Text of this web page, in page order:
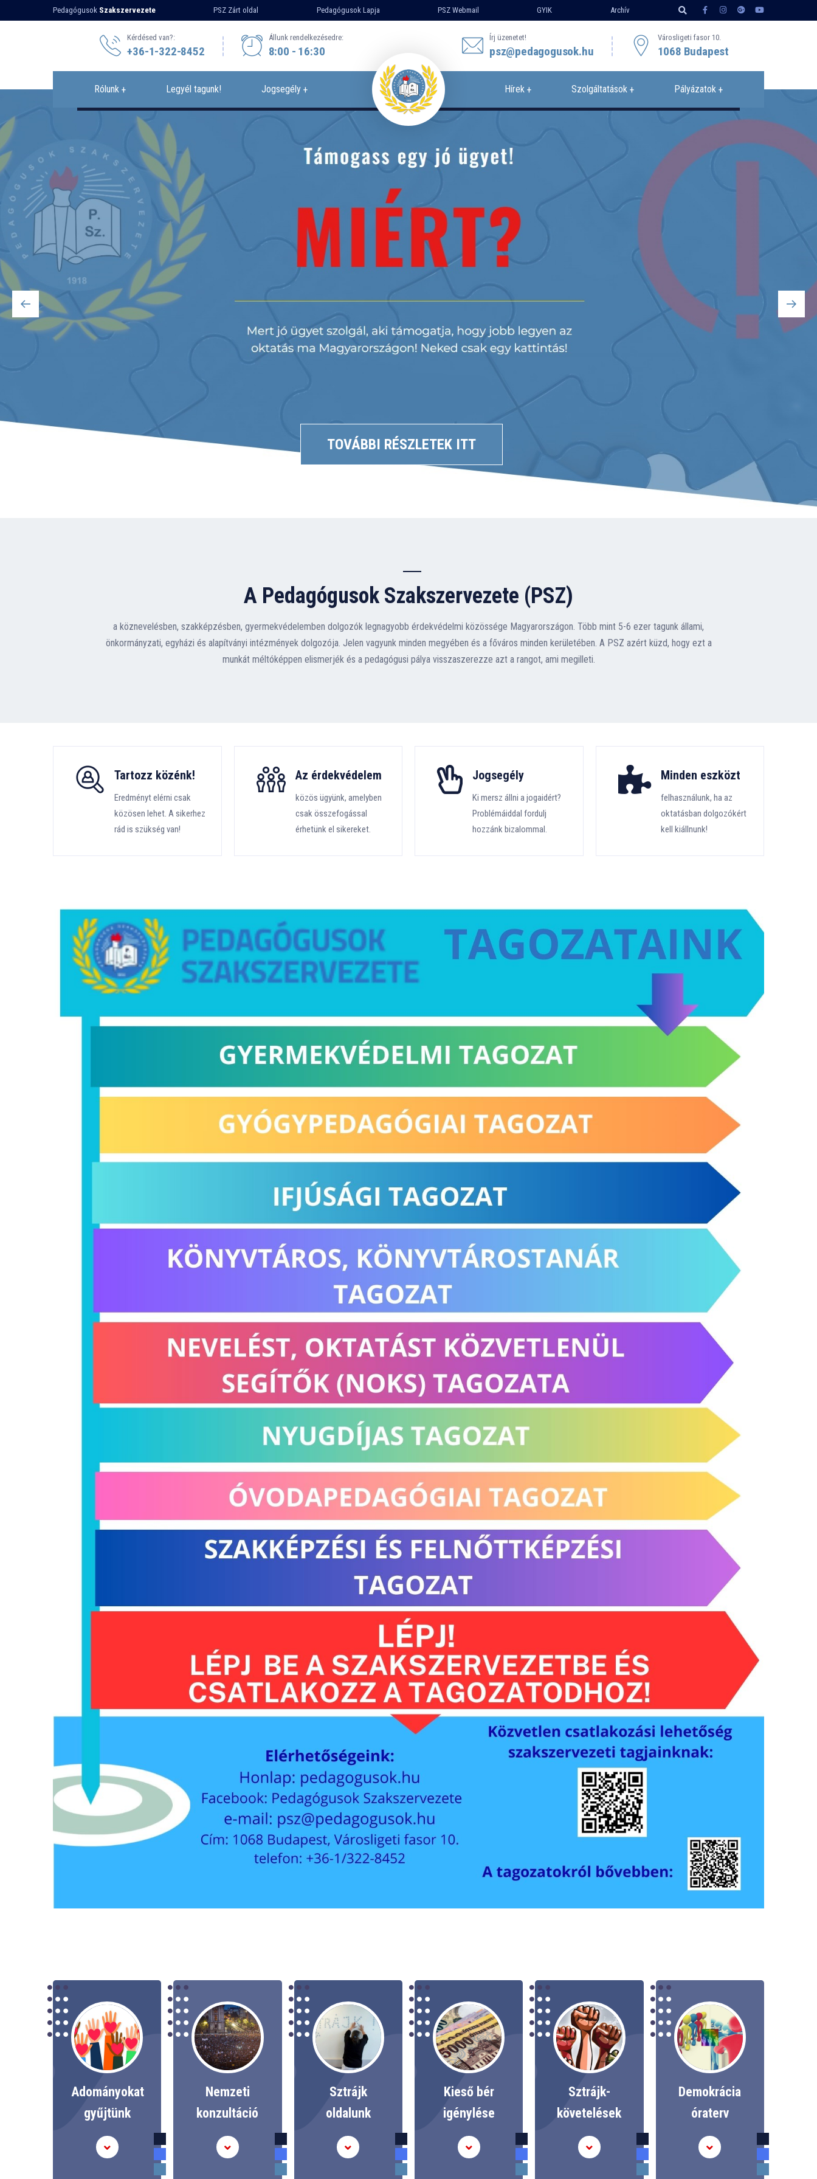
Pedagógusok Szakszervezete PSZ Zárt oldal Pedagógusok Lapja PSZ Webmail GYIK Archív
Kérdésed van?:
+36-1-322-8452
Állunk rendelkezésedre:
8:00 - 16:30
Írj üzenetet!
psz@pedagogusok.hu
Városligeti fasor 10.
1068 Budapest
Rólunk Legyél tagunk! Jogsegély Hírek Szolgáltatások Pályázatok
A Pedagógusok Szakszervezete (PSZ)
a köznevelésben, szakképzésben, gyermekvédelemben dolgozók legnagyobb érdekvédelmi közössége Magyarországon. Több mint 5-6 ezer tagunk állami,
önkormányzati, egyházi és alapítványi intézmények dolgozója. Jelen vagyunk minden megyében és a főváros minden kerületében. A PSZ azért küzd, hogy ezt a
munkát méltóképpen elismerjék és a pedagógusi pálya visszaszerezze azt a rangot, ami megilleti.
Tartozz közénk!
Eredményt elérni csak
közösen lehet. A sikerhez
rád is szükség van!
Az érdekvédelem
közös ügyünk, amelyben
csak összefogással
érhetünk el sikereket.
Jogsegély
Ki mersz állni a jogaidért?
Problémáiddal fordulj
hozzánk bizalommal.
Minden eszközt
felhasználunk, ha az
oktatásban dolgozókért
kell kiállnunk!
Adományokat
gyűjtünk
Nemzeti
konzultáció
Sztrájk
oldalunk
Kieső bér
igénylése
Sztrájk-
követelések
Demokrácia
óraterv